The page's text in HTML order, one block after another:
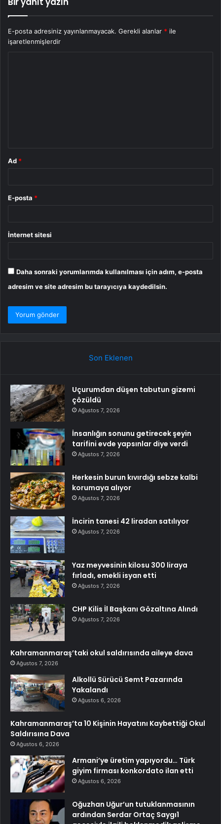
E-posta adresiniz yayınlanmayacak. Gerekli alanlar * ile
işaretlenmişlerdir
Ad *
E-posta *
İnternet sitesi
Daha sonraki yorumlarımda kullanılması için adım, e-posta
adresim ve site adresim bu tarayıcıya kaydedilsin.
Son Eklenen
Uçurumdan düşen tabutun gizemi
çözüldü
Ağustos 7, 2026
İnsanlığın sonunu getirecek şeyin
tarifini evde yapsınlar diye verdi
Ağustos 7, 2026
Herkesin burun kıvırdığı sebze kalbi
korumaya alıyor
Ağustos 7, 2026
İncirin tanesi 42 liradan satılıyor
Ağustos 7, 2026
Yaz meyvesinin kilosu 300 liraya
fırladı, emekli isyan etti
Ağustos 7, 2026
CHP Kilis İl Başkanı Gözaltına Alındı
Ağustos 7, 2026
Kahramanmaraş’taki okul saldırısında aileye dava
Ağustos 7, 2026
Alkollü Sürücü Semt Pazarında
Yakalandı
Ağustos 6, 2026
Kahramanmaraş’ta 10 Kişinin Hayatını Kaybettiği Okul
Saldırısına Dava
Ağustos 6, 2026
Armani’ye üretim yapıyordu… Türk
giyim firması konkordato ilan etti
Ağustos 6, 2026
Oğuzhan Uğur’un tutuklanmasının
ardından Serdar Ortaç Saygı1